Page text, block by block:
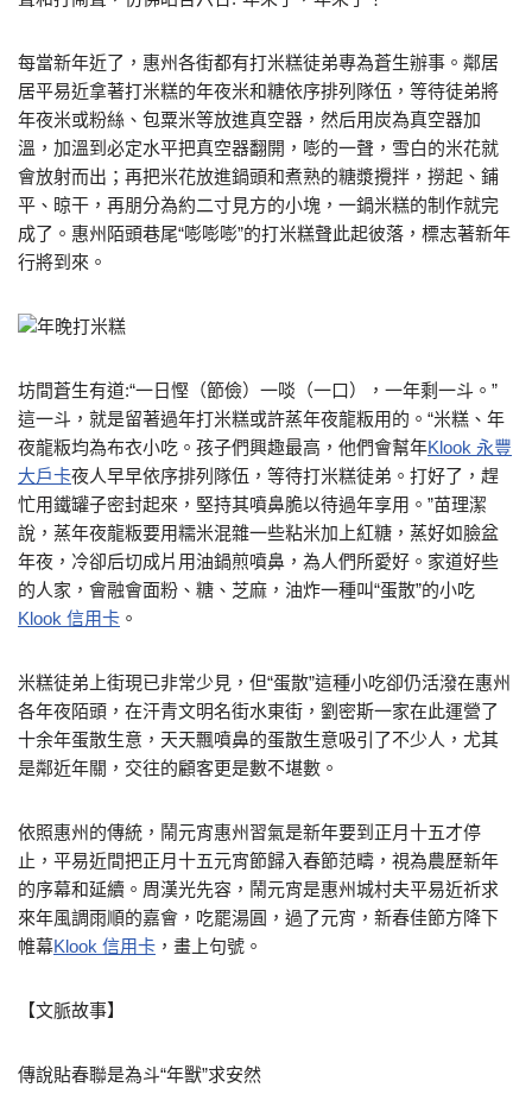
每當新年近了，惠州各街都有打米糕徒弟專為蒼生辦事。鄰居
居平易近拿著打米糕的年夜米和糖依序排列隊伍，等待徒弟將
年夜米或粉絲、包粟米等放進真空器，然后用炭為真空器加
溫，加溫到必定水平把真空器翻開，嘭的一聲，雪白的米花就
會放射而出；再把米花放進鍋頭和煮熟的糖漿攪拌，撈起、鋪
平、晾干，再朋分為約二寸見方的小塊，一鍋米糕的制作就完
成了。惠州陌頭巷尾“嘭嘭嘭”的打米糕聲此起彼落，標志著新年
行將到來。
年晚打米糕
坊間蒼生有道:“一日慳（節儉）一啖（一口），一年剩一斗。”
這一斗，就是留著過年打米糕或許蒸年夜龍粄用的。“米糕、年
夜龍粄均為布衣小吃。孩子們興趣最高，他們會幫年Klook 永豐
大戶卡夜人早早依序排列隊伍，等待打米糕徒弟。打好了，趕
忙用鐵罐子密封起來，堅持其噴鼻脆以待過年享用。”苗理潔
說，蒸年夜龍粄要用糯米混雜一些粘米加上紅糖，蒸好如臉盆
年夜，冷卻后切成片用油鍋煎噴鼻，為人們所愛好。家道好些
的人家，會融會面粉、糖、芝麻，油炸一種叫“蛋散”的小吃
Klook 信用卡 。
米糕徒弟上街現已非常少見，但“蛋散”這種小吃卻仍活潑在惠州
各年夜陌頭，在汗青文明名街水東街，劉密斯一家在此運營了
十余年蛋散生意，天天飄噴鼻的蛋散生意吸引了不少人，尤其
是鄰近年關，交往的顧客更是數不堪數。
依照惠州的傳統，鬧元宵惠州習氣是新年要到正月十五才停
止，平易近間把正月十五元宵節歸入春節范疇，視為農歷新年
的序幕和延續。周漢光先容，鬧元宵是惠州城村夫平易近祈求
來年風調雨順的嘉會，吃罷湯圓，過了元宵，新春佳節方降下
帷幕Klook 信用卡 ，畫上句號。
【文脈故事】
傳說貼春聯是為斗“年獸”求安然